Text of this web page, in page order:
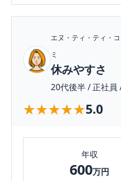
エヌ・ティ・ティ・
ミ
休みやすさ
20代後半/正社員
★★★★★
★★★★★5.0
年収
600万円